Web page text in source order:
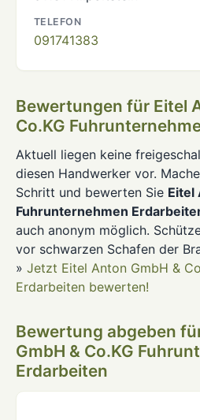
TELEFON
091741383
Bewertungen für Eitel
Co.KG
Aktuell liegen keine
diesen Handwerker vor.
Schritt und bewerten Sie Eitel
Fuhrunternehmen
auch anonym möglich.
vor schwarzen Schafen der
» Jetzt Eitel Anton GmbH &
Erdarbeiten bewerten!
Bewertung abgeben
GmbH & Co.KG
Erdarbeiten